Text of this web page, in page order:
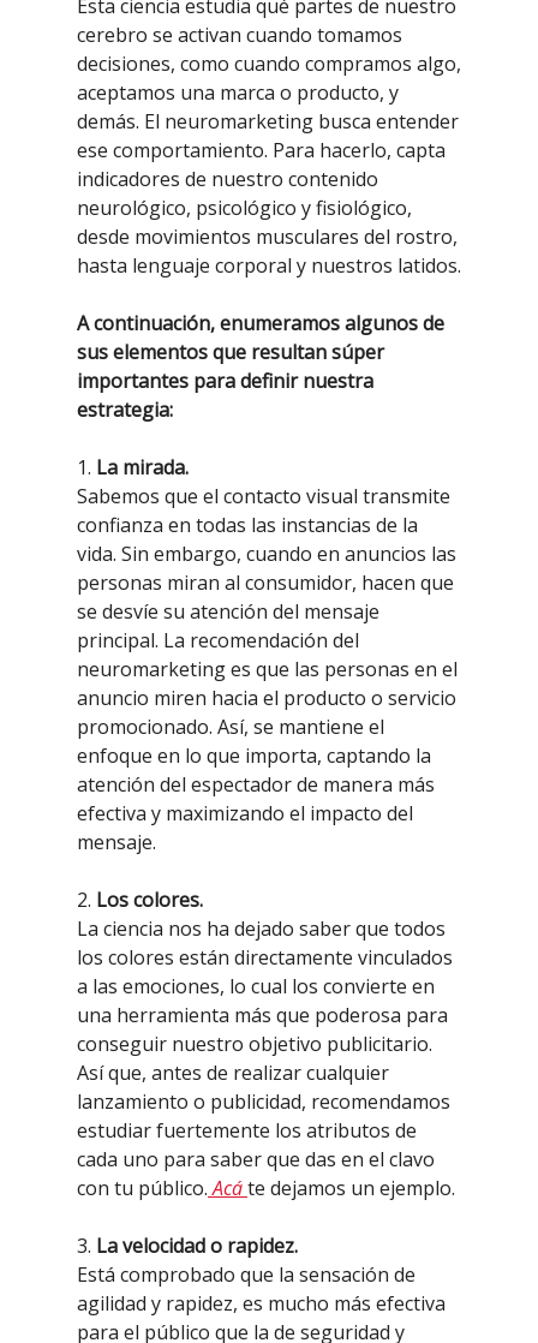
Esta ciencia estudia qué partes de nuestro
cerebro se activan cuando tomamos
decisiones, como cuando compramos algo,
aceptamos una marca o producto, y
demás. El neuromarketing busca entender
ese comportamiento. Para hacerlo, capta
indicadores de nuestro contenido
neurológico, psicológico y fisiológico,
desde movimientos musculares del rostro,
hasta lenguaje corporal y nuestros latidos.
A continuación, enumeramos algunos de
sus elementos que resultan súper
importantes para definir nuestra
estrategia:
1. La mirada.
Sabemos que el contacto visual transmite
confianza en todas las instancias de la
vida. Sin embargo, cuando en anuncios las
personas miran al consumidor, hacen que
se desvíe su atención del mensaje
principal. La recomendación del
neuromarketing es que las personas en el
anuncio miren hacia el producto o servicio
promocionado. Así, se mantiene el
enfoque en lo que importa, captando la
atención del espectador de manera más
efectiva y maximizando el impacto del
mensaje.
2. Los colores.
La ciencia nos ha dejado saber que todos
los colores están directamente vinculados
a las emociones, lo cual los convierte en
una herramienta más que poderosa para
conseguir nuestro objetivo publicitario.
Así que, antes de realizar cualquier
lanzamiento o publicidad, recomendamos
estudiar fuertemente los atributos de
cada uno para saber que das en el clavo
con tu público.Acáte dejamos un ejemplo.
3. La velocidad o rapidez.
Está comprobado que la sensación de
agilidad y rapidez, es mucho más efectiva
para el público que la de seguridad y